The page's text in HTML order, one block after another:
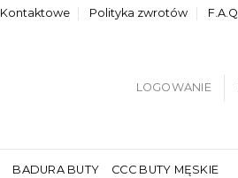
Kontaktowe Polityka zwrotów F.A.Q
LOGOWANIE
BADURA BUTY CCC BUTY MĘSKIE